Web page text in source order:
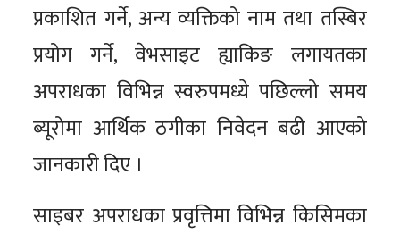
प्रकाशित गर्ने, अन्य व्यक्तिको नाम तथा तस्बिर
प्रयोग गर्ने, वेभसाइट ह्याकिङ लगायतका
अपराधका विभिन्न स्वरुपमध्ये पछिल्लो समय
ब्यूरोमा आर्थिक ठगीका निवेदन बढी आएको
जानकारी दिए ।
साइबर अपराधका प्रवृत्तिमा विभिन्न किसिमका